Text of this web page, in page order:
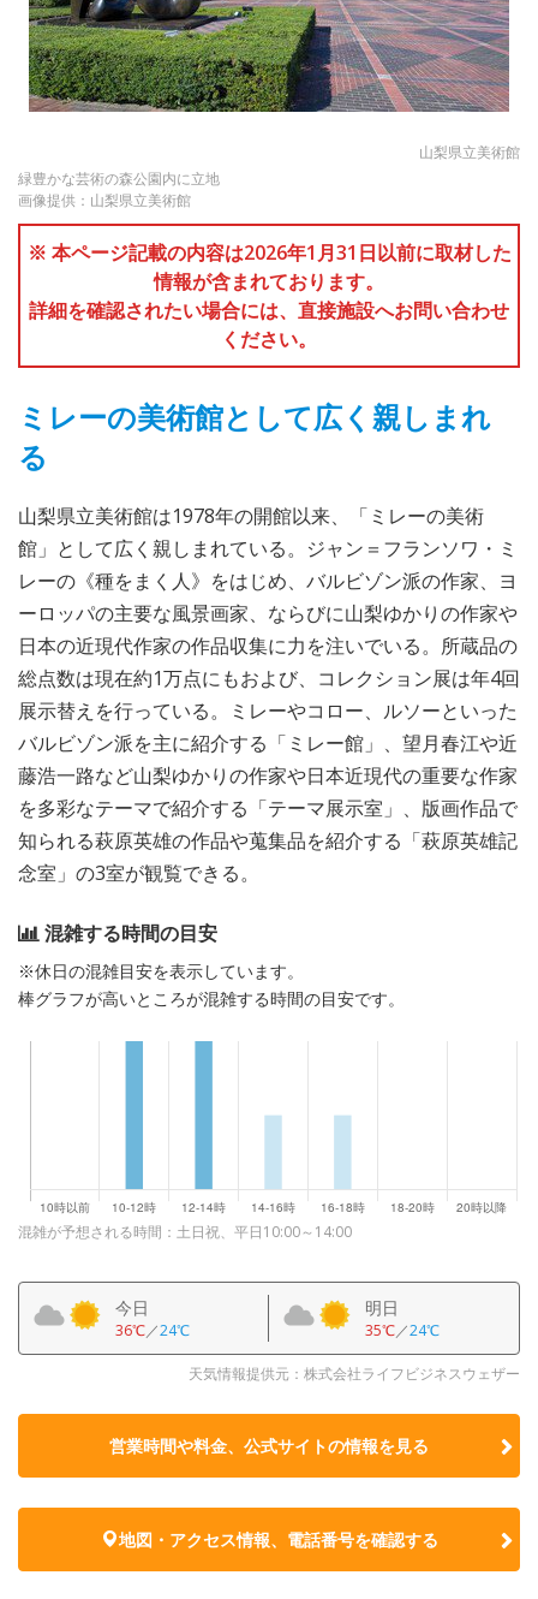
山梨県立美術館
緑豊かな芸術の森公園内に立地
画像提供：山梨県立美術館
※ 本ページ記載の内容は2026年1月31日以前に取材した
情報が含まれております。
詳細を確認されたい場合には、直接施設へお問い合わせ
ください。
ミレーの美術館として広く親しまれ
る
山梨県立美術館は1978年の開館以来、「ミレーの美術
館」として広く親しまれている。ジャン＝フランソワ・ミ
レーの《種をまく人》をはじめ、バルビゾン派の作家、ヨ
ーロッパの主要な風景画家、ならびに山梨ゆかりの作家や
日本の近現代作家の作品収集に力を注いでいる。所蔵品の
総点数は現在約1万点にもおよび、コレクション展は年4回
展示替えを行っている。ミレーやコロー、ルソーといった
バルビゾン派を主に紹介する「ミレー館」、望月春江や近
藤浩一路など山梨ゆかりの作家や日本近現代の重要な作家
を多彩なテーマで紹介する「テーマ展示室」、版画作品で
知られる萩原英雄の作品や蒐集品を紹介する「萩原英雄記
念室」の3室が観覧できる。
混雑する時間の目安
※休日の混雑目安を表示しています。
棒グラフが高いところが混雑する時間の目安です。
混雑が予想される時間：土日祝、平日10:00～14:00
今日
36℃／24℃
明日
35℃／24℃
天気情報提供元：株式会社ライフビジネスウェザー
営業時間や料金、公式サイトの情報を見る
地図・アクセス情報、電話番号を確認する